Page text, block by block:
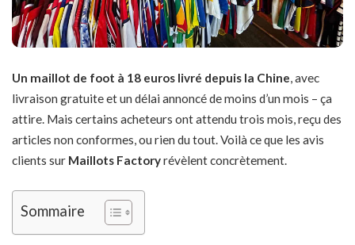
Un maillot de foot à 18 euros livré depuis la Chine , avec
livraison gratuite et un délai annoncé de moins d’un mois – ça
attire. Mais certains acheteurs ont attendu trois mois, reçu des
articles non conformes, ou rien du tout. Voilà ce que les avis
clients sur Maillots Factoryrévèlent concrètement.
Sommaire